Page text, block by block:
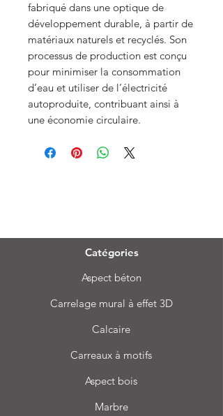
fabriqué dans une optique de
développement durable, à partir de
matériaux naturels et recyclés. Son
processus de production est conçu
pour minimiser la consommation
d’eau et utiliser de l’électricité
autoproduite, contribuant ainsi à
une économie circulaire.
Catégories
Aspect béton
Carrelage mural à effet 3D
Calcaire
Carreaux à motifs
Aspect bois
Marbre